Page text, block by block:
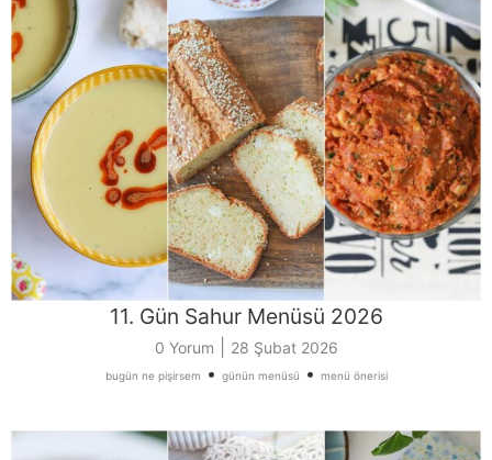
11. Gün Sahur Menüsü 2026
0 Yorum 28 Şubat 2026
bugün ne pişirsem • günün menüsü • menü önerisi